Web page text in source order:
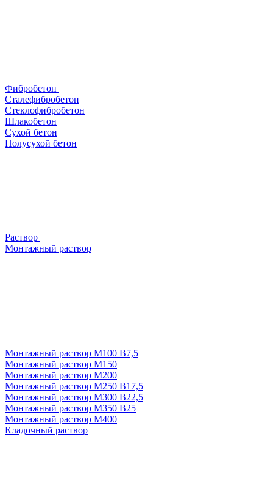
Фибробетон
Сталефибробетон
Стеклофибробетон
Шлакобетон
Сухой бетон
Полусухой бетон
Раствор
Монтажный раствор
Монтажный раствор М100 В7,5
Монтажный раствор М150
Монтажный раствор М200
Монтажный раствор М250 В17,5
Монтажный раствор М300 В22,5
Монтажный раствор М350 В25
Монтажный раствор М400
Кладочный раствор